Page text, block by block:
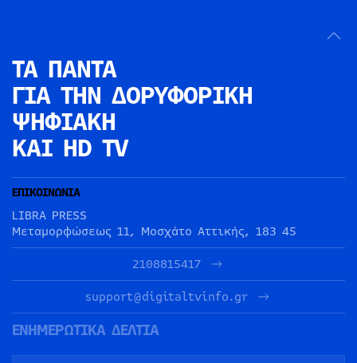
ΤΑ ΠΑΝΤΑ
ΓΙΑ ΤΗΝ ΔΟΡΥΦΟΡΙΚΗ
ΨΗΦΙΑΚΗ
ΚΑΙ HD TV
ΕΠΙΚΟΙΝΩΝΙΑ
LIBRA PRESS
Μεταμορφώσεως 11, Μοσχάτο Αττικής, 183 45
2108815417
support@digitaltvinfo.gr
ΕΝΗΜΕΡΩΤΙΚΑ ΔΕΛΤΙΑ